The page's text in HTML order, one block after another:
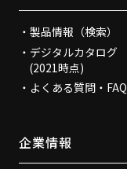
製品情報（検索）
デジタルカタログ
(2021時点)
よくある質問・FAQ
企業情報